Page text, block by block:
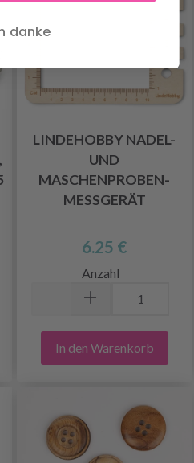
LINDEHOBBY NADEL-
UND
MASCHENPROBEN-
MESSGERÄT
6.25 €
Anzahl
In den Warenkorb
danke